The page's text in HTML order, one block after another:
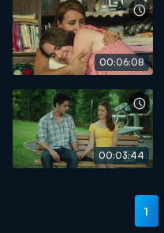
00:06:08
00:03:44
1